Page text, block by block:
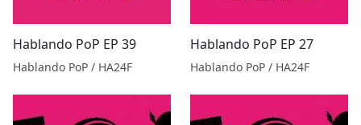
Hablando PoP EP 39
Hablando PoP / HA24F
Hablando PoP EP 27
Hablando PoP / HA24F